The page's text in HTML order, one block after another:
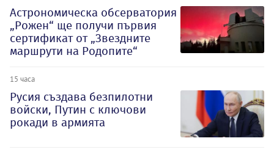
Астрономическа обсерватория
„Рожен“ ще получи първия
сертификат от „Звездните
маршрути на Родопите“
15 часа
Русия създава безпилотни
войски, Путин с ключови
рокади в армията